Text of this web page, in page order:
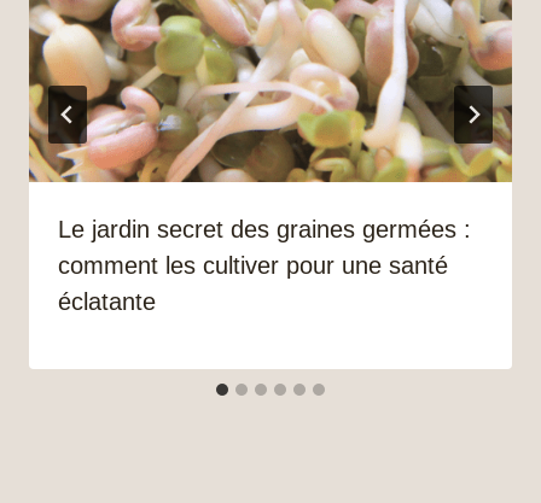
Le jardin secret des graines germées :
comment les cultiver pour une santé
éclatante